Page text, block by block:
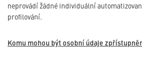
neprovádí žádné individuální
profilování.
Komu mohou být osobní údaje